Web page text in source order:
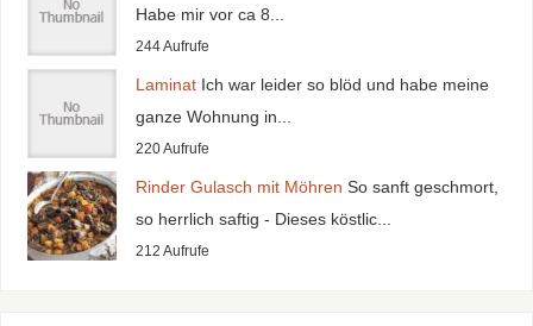
Habe mir vor ca 8...
244 Aufrufe
Laminat Ich war leider so blöd und habe meine
ganze Wohnung in...
220 Aufrufe
Rinder Gulasch mit Möhren So sanft geschmort,
so herrlich saftig - Dieses köstlic...
212 Aufrufe